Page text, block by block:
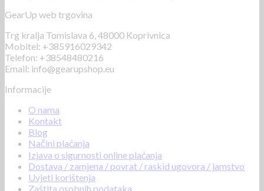
GearUp web trgovina
Trg kralja Tomislava 6, 48000 Koprivnica
Mobitel: +385916029342
Telefon: +38548480216
Email: info@gearupshop.eu
Informacije
O nama
Kontakt
Blog
Načini plaćanja
Izjava o sigurnosti online plaćanja
Dostava / zamjena / povrat / raskid ugovora / jamstvo
Uvjeti korištenja
Zaštita osobnih podataka